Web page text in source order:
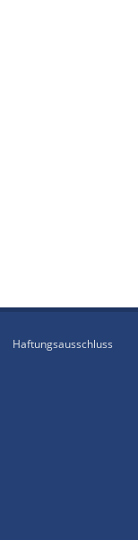
Haftungsausschluss